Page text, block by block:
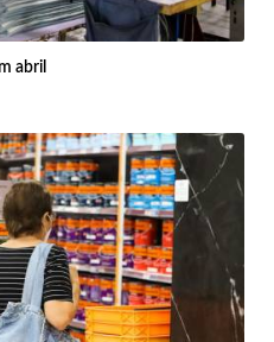
abril